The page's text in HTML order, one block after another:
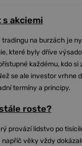
akciemi
na burzách je
které byly dříve
každému, kdo si
se ale investor vrhne
termíny a principy.
roste?
provází lidstvo po
věky vždy